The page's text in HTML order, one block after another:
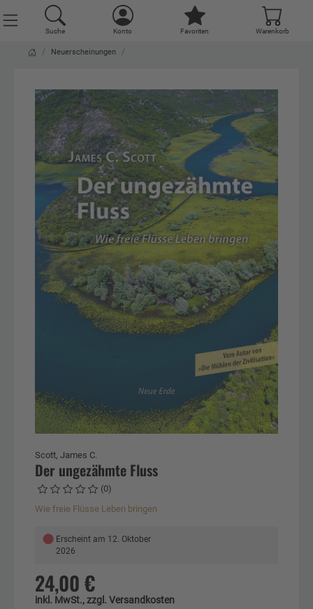
Suche Konto Favoriten Warenkorb
Neuerscheinungen
Scott, James C.
Der ungezähmte Fluss
(0)
Wie freie Flüsse Leben bringen
● Erscheint am 12. Oktober
2026
24,00 €
inkl. MwSt., zzgl. Versandkosten